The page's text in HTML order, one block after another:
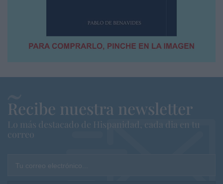
Recibe nuestra newsletter
Lo más destacado de Hispanidad, cada dia en tu
correo
Tu correo electrónico...